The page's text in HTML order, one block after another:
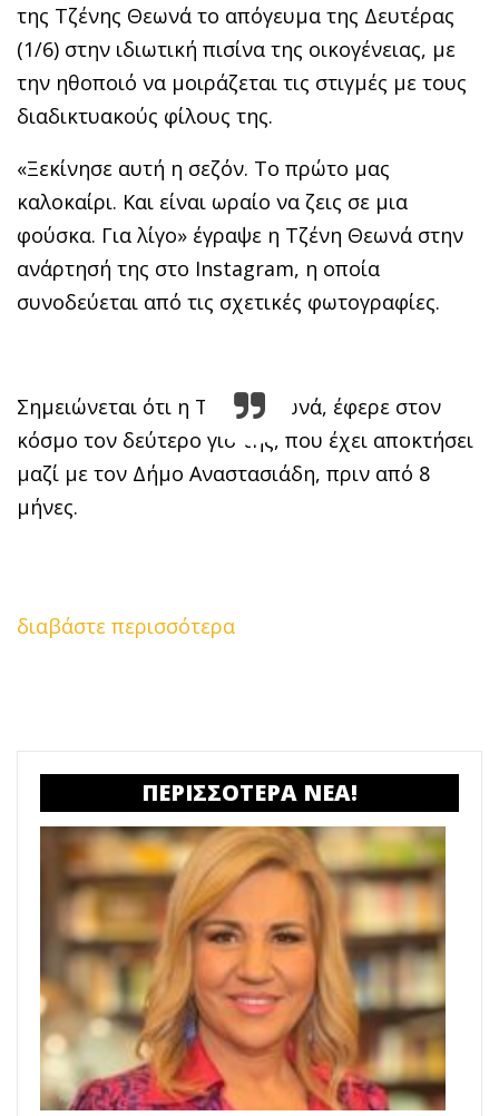
της Τζένης Θεωνά το απόγευμα της Δευτέρας
(1/6) στην ιδιωτική πισίνα της οικογένειας, με
την ηθοποιό να μοιράζεται τις στιγμές με τους
διαδικτυακούς φίλους της.
«Ξεκίνησε αυτή η σεζόν. Το πρώτο μας
καλοκαίρι. Και είναι ωραίο να ζεις σε μια
φούσκα. Για λίγο» έγραψε η Τζένη Θεωνά στην
ανάρτησή της στο Instagram, η οποία
συνοδεύεται από τις σχετικές φωτογραφίες.
Σημειώνεται ότι η Τζένη Θεωνά, έφερε στον
κόσμο τον δεύτερο γιο της, που έχει αποκτήσει
μαζί με τον Δήμο Αναστασιάδη, πριν από 8
μήνες.
διαβάστε περισσότερα
ΠΕΡΙΣΣΟΤΕΡΑ ΝΕΑ!